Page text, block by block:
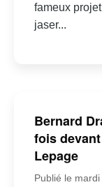
fameux
jaser...
Bernard
fois
Lepage
Publié le